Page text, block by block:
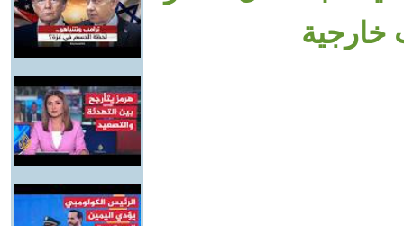
خارجية